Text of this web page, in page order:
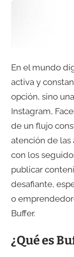
En el mundo
activa y
opción, sino
Instagram,
de un flujo
atención de las
con los
publicar
desafiante,
o
Buffer.
¿Qué es